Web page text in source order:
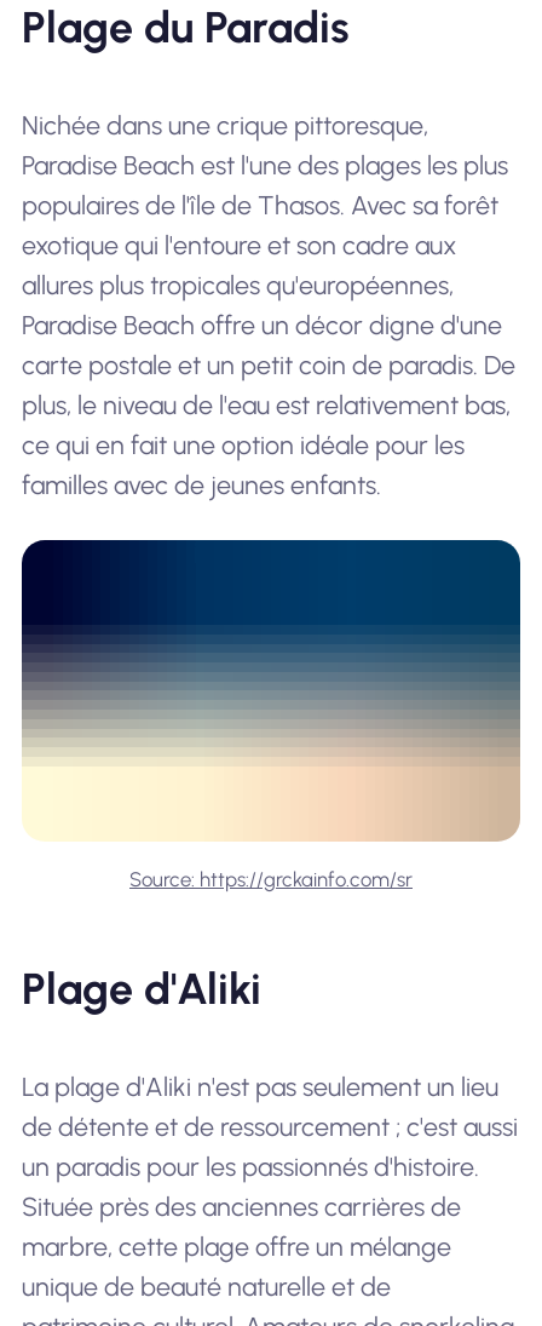
Plage du Paradis
Nichée dans une crique pittoresque,
Paradise Beach est l'une des plages les plus
populaires de l'île de Thasos. Avec sa forêt
exotique qui l'entoure et son cadre aux
allures plus tropicales qu'européennes,
Paradise Beach offre un décor digne d'une
carte postale et un petit coin de paradis. De
plus, le niveau de l'eau est relativement bas,
ce qui en fait une option idéale pour les
familles avec de jeunes enfants.
Source: https://grckainfo.com/sr
Plage d'Aliki
La plage d'Aliki n'est pas seulement un lieu
de détente et de ressourcement ; c'est aussi
un paradis pour les passionnés d'histoire.
Située près des anciennes carrières de
marbre, cette plage offre un mélange
unique de beauté naturelle et de